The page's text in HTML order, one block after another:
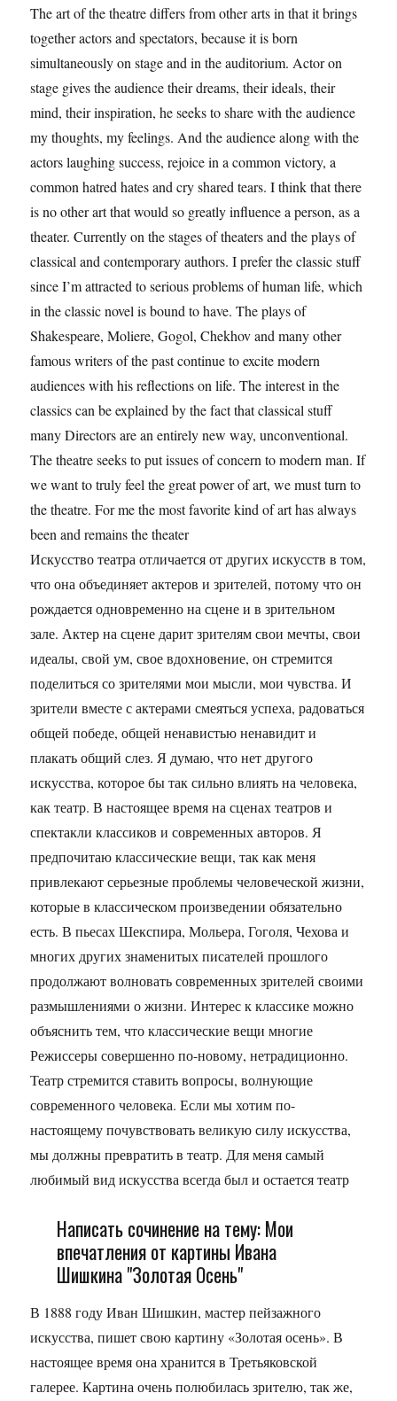
The art of the theatre differs from other arts in that it brings
together actors and spectators, because it is born
simultaneously on stage and in the auditorium. Actor on
stage gives the audience their dreams, their ideals, their
mind, their inspiration, he seeks to share with the audience
my thoughts, my feelings. And the audience along with the
actors laughing success, rejoice in a common victory, a
common hatred hates and cry shared tears. I think that there
is no other art that would so greatly influence a person, as a
theater. Currently on the stages of theaters and the plays of
classical and contemporary authors. I prefer the classic stuff
since I’m attracted to serious problems of human life, which
in the classic novel is bound to have. The plays of
Shakespeare, Moliere, Gogol, Chekhov and many other
famous writers of the past continue to excite modern
audiences with his reflections on life. The interest in the
classics can be explained by the fact that classical stuff
many Directors are an entirely new way, unconventional.
The theatre seeks to put issues of concern to modern man. If
we want to truly feel the great power of art, we must turn to
the theatre. For me the most favorite kind of art has always
been and remains the theater
Искусство театра отличается от других искусств в том,
что она объединяет актеров и зрителей, потому что он
рождается одновременно на сцене и в зрительном
зале. Актер на сцене дарит зрителям свои мечты, свои
идеалы, свой ум, свое вдохновение, он стремится
поделиться со зрителями мои мысли, мои чувства. И
зрители вместе с актерами смеяться успеха, радоваться
общей победе, общей ненавистью ненавидит и
плакать общий слез. Я думаю, что нет другого
искусства, которое бы так сильно влиять на человека,
как театр. В настоящее время на сценах театров и
спектакли классиков и современных авторов. Я
предпочитаю классические вещи, так как меня
привлекают серьезные проблемы человеческой жизни,
которые в классическом произведении обязательно
есть. В пьесах Шекспира, Мольера, Гоголя, Чехова и
многих других знаменитых писателей прошлого
продолжают волновать современных зрителей своими
размышлениями о жизни. Интерес к классике можно
объяснить тем, что классические вещи многие
Режиссеры совершенно по-новому, нетрадиционно.
Театр стремится ставить вопросы, волнующие
современного человека. Если мы хотим по-
настоящему почувствовать великую силу искусства,
мы должны превратить в театр. Для меня самый
любимый вид искусства всегда был и остается театр
Написать сочинение на тему: Мои
впечатления от картины Ивана
Шишкина "Золотая Осень"
В 1888 году Иван Шишкин, мастер пейзажного
искусства, пишет свою картину «Золотая осень». В
настоящее время она хранится в Третьяковской
галерее. Картина очень полюбилась зрителю, так же,